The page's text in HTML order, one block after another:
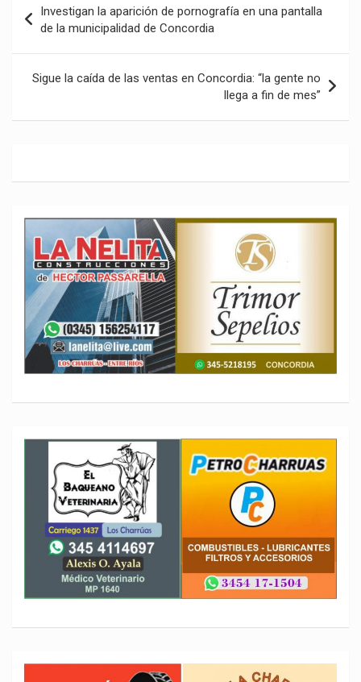
de
entradas
Investigan la aparición de pornografía en una pantalla
de la municipalidad de Concordia
Sigue la caída de las ventas en Concordia: “la gente no
llega a fin de mes”